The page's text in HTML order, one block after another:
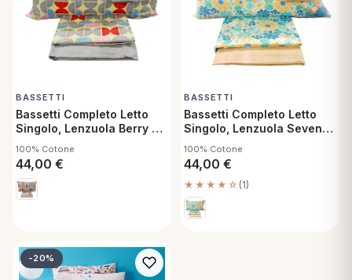
BASSETTI
Bassetti Completo Letto
Singolo, Lenzuola Berry Y1
100% Cotone
44,00 €
BASSETTI
Bassetti Completo Letto
Singolo, Lenzuola Seventy
100% Cotone
44,00 €
★★★★☆ (1)
-20%